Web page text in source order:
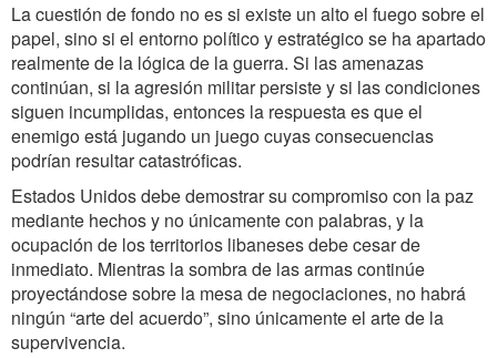
La cuestión de fondo no es si existe un alto el fuego sobre el
papel, sino si el entorno político y estratégico se ha apartado
realmente de la lógica de la guerra. Si las amenazas
continúan, si la agresión militar persiste y si las condiciones
siguen incumplidas, entonces la respuesta es que el
enemigo está jugando un juego cuyas consecuencias
podrían resultar catastróficas.
Estados Unidos debe demostrar su compromiso con la paz
mediante hechos y no únicamente con palabras, y la
ocupación de los territorios libaneses debe cesar de
inmediato. Mientras la sombra de las armas continúe
proyectándose sobre la mesa de negociaciones, no habrá
ningún “arte del acuerdo”, sino únicamente el arte de la
supervivencia.